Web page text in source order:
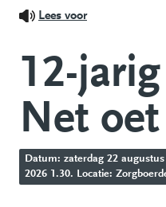
Lees voor
12-
Net
Datum: zaterdag 22
2026 1.30. Locatie: